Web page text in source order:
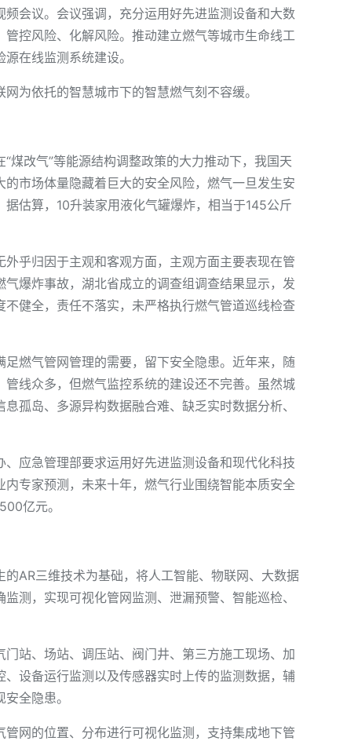
会议。会议强调，充分运用好先进监测设备和大数
控风险、化解风险。推动建立燃气等城市生命线工
在线监测系统建设。
为依托的智慧城市下的智慧燃气刻不容缓。
煤改气”等能源结构调整政策的大力推动下，我国天
市场体量隐藏着巨大的安全风险，燃气一旦发生安
估算，10升装家用液化气罐爆炸，相当于145公斤
乎归因于主观和客观方面，主观方面主要表现在管
爆炸事故，湖北省成立的调查组调查结果显示，发
健全，责任不落实，未严格执行燃气管道巡线检查
燃气管网管理的需要，留下安全隐患。近年来，随
线众多，但燃气监控系统的建设还不完善。虽然城
孤岛、多源异构数据融合难、缺乏实时数据分析、
应急管理部要求运用好先进监测设备和现代化科技
专家预测，未来十年，燃气行业围绕智能本质安全
亿元。
AR三维技术为基础，将人工智能、物联网、大数据
测，实现可视化管网监测、泄漏预警、智能巡检、
站、场站、调压站、阀门井、第三方施工现场、加
设备运行监测以及传感器实时上传的监测数据，辅
全隐患。
网的位置、分布进行可视化监测，支持集成地下管